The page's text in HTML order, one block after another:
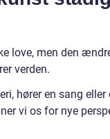
love, men den
verden.
hører en sang eller
vi os for nye